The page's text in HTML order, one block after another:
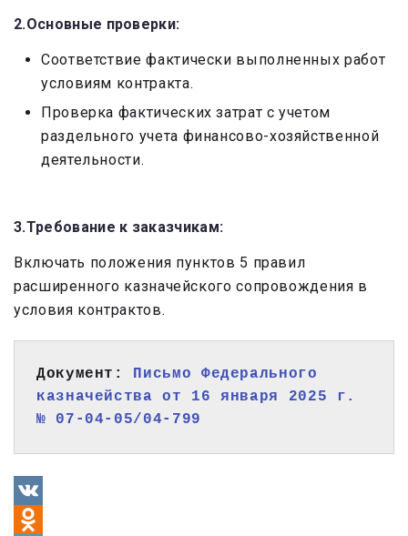
2.Основные проверки:
Соответствие фактически выполненных работ
условиям контракта.
Проверка фактических затрат с учетом
раздельного учета финансово-хозяйственной
деятельности.
3.Требование к заказчикам:
Включать положения пунктов 5 правил
расширенного казначейского сопровождения в
условия контрактов.
Документ: Письмо Федерального
казначейства от 16 января 2025 г.
№ 07-04-05/04-799
VK